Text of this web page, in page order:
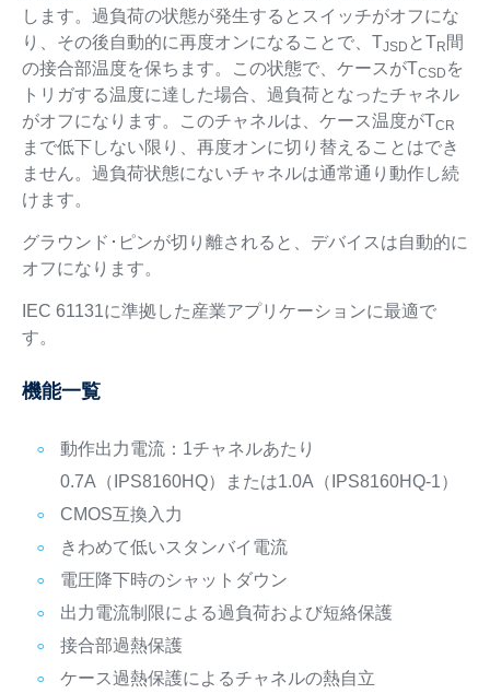
します。過負荷の状態が発生するとスイッチがオフにな
り、その後自動的に再度オンになることで、TJSD とTR 間
の接合部温度を保ちます。この状態で、ケースがTCSD を
トリガする温度に達した場合、過負荷となったチャネル
がオフになります。このチャネルは、ケース温度がTCR
まで低下しない限り、再度オンに切り替えることはでき
ません。過負荷状態にないチャネルは通常通り動作し続
けます。
グラウンド･ピンが切り離されると、デバイスは自動的に
オフになります。
IEC 61131に準拠した産業アプリケーションに最適で
す。
機能一覧
動作出力電流：1チャネルあたり
0.7A（IPS8160HQ）または1.0A（IPS8160HQ-1）
CMOS互換入力
きわめて低いスタンバイ電流
電圧降下時のシャットダウン
出力電流制限による過負荷および短絡保護
接合部過熱保護
ケース過熱保護によるチャネルの熱自立